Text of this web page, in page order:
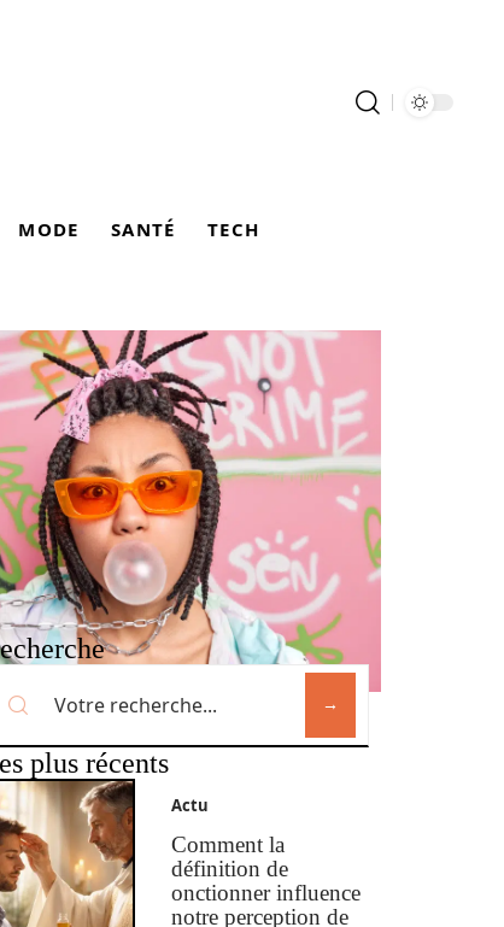
MODE SANTÉ TECH
plus récents
Actu
Comment la
définition de
onctionner influence
notre perception de